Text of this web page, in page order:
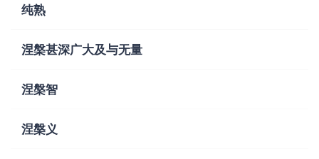
纯熟
涅槃甚深广大及与无量
涅槃智
涅槃义